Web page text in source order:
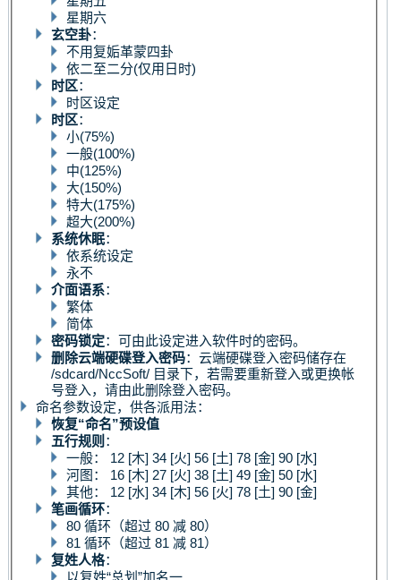
星期六
玄空卦：
不用复姤革蒙四卦
依二至二分(仅用日时)
时区：
时区设定
时区：
小(75%)
一般(100%)
中(125%)
大(150%)
特大(175%)
超大(200%)
系统休眠：
依系统设定
永不
介面语系：
繁体
简体
密码锁定：可由此设定进入软件时的密码。
删除云端硬碟登入密码：云端硬碟登入密码储存在
/sdcard/NccSoft/ 目录下，若需要重新登入或更换帐
号登入，请由此删除登入密码。
命名参数设定，供各派用法：
恢复“命名”预设值
五行规则 ：
一般： 12 [木] 34 [火] 56 [土] 78 [金] 90 [水]
河图： 16 [木] 27 [火] 38 [土] 49 [金] 50 [水]
其他： 12 [水] 34 [木] 56 [火] 78 [土] 90 [金]
笔画循环：
80 循环（超过 80 减 80）
81 循环（超过 81 减 81）
复姓人格：